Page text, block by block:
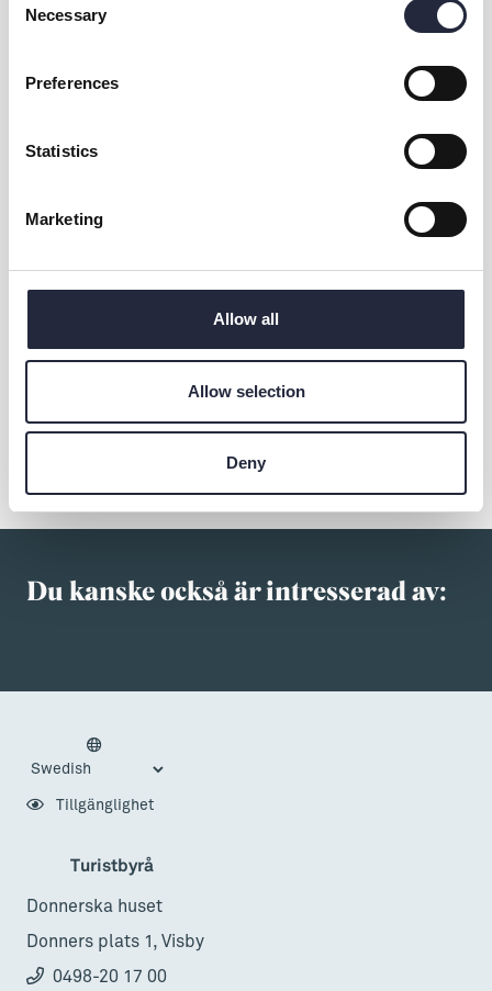
Selection
Necessary
Preferences
Statistics
Marketing
Allow all
Allow selection
Deny
*Virtuell Executive Assistent
= Den som på distans hjälper ditt
Du kanske också är intresserad av:
Turistbyrå
Donnerska huset
Donners plats 1, Visby
0498-20 17 00
Tillgänglighet